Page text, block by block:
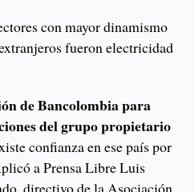
con mayor dinamismo
fueron electricidad
de Bancolombia para
del grupo propietario
confianza en ese país por
a Prensa Libre Luis